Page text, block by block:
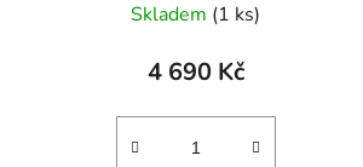
Skladem (1 ks)
4 690 Kč